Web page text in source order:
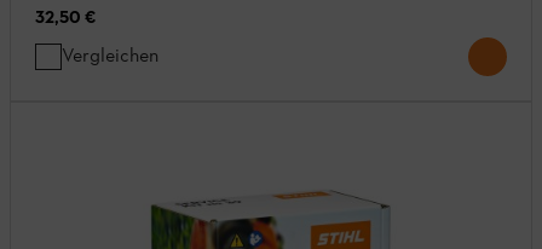
32,50 €
Vergleichen